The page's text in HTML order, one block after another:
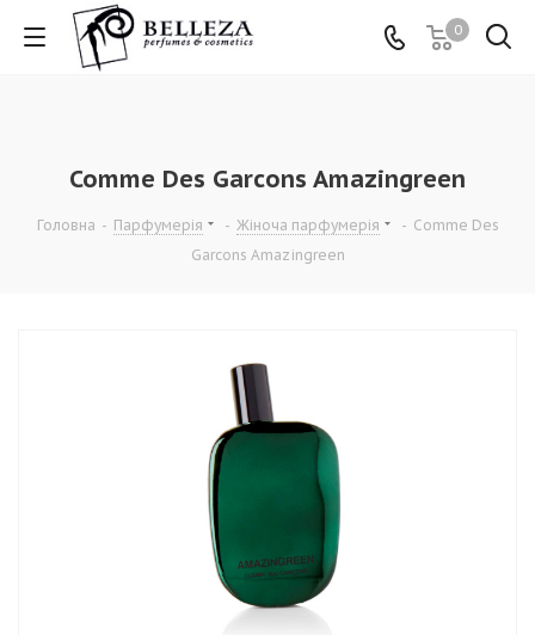
0
Comme Des Garcons Amazingreen
Головна - Парфумерія - Жіноча парфумерія - Comme Des
Garcons Amazingreen